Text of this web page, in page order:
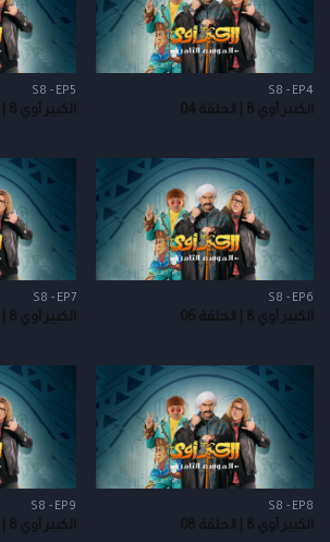
S8 - EP4
الكبير أوي 8 | الحلقة 04
S8 - EP5
الكبير أوي 8 | الحلقة 05
S8 - EP6
الكبير أوي 8 | الحلقة 06
S8 - EP7
الكبير أوي 8 | الحلقة 07
S8 - EP8
الكبير أوي 8 | الحلقة 08
S8 - EP9
الكبير أوي 8 | الحلقة 09